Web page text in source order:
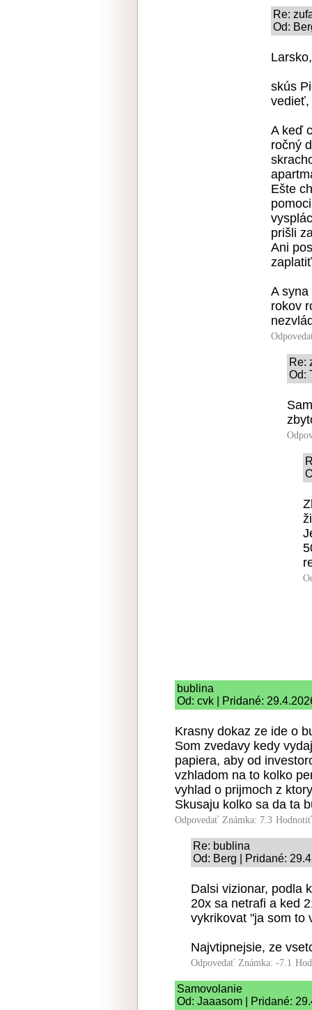
Re:
Od:
Larsko,
skús
vedieť,
A keď
ročný
Ešte
prišli
Ani
A
rokov
Re:
Od:
bublina
Od: cvk | Pridané:
Krasny dokaz ze ide o
Som zvedavy kedy
papiera, aby od
vzhladom na to kolko
vyhlad o prijmoch z
Skusaju kolko sa da ta
Odpovedať Známka: 7.3
Re: bublina
Od: Berg | Pridané:
Dalsi vizionar, podla
20x sa netrafi a ked
vykrikovat "ja som to
Najvtipnejsie, ze
Odpovedať Známka: -7.1
Samovolanie
Od: Jaaasom | Pridané: